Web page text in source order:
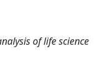
of life science